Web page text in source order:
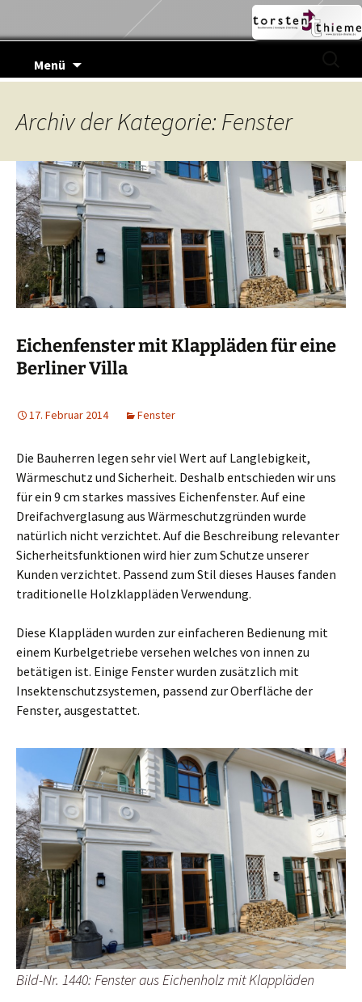
Menü
Inhalt
Archiv der Kategorie: Fenster
Eichenfenster mit Klappläden für eine
Berliner Villa
17. Februar 2014 Fenster
Die Bauherren legen sehr viel Wert auf Langlebigkeit,
Wärmeschutz und Sicherheit. Deshalb entschieden wir uns
für ein 9 cm starkes massives Eichenfenster. Auf eine
Dreifachverglasung aus Wärmeschutzgründen wurde
natürlich nicht verzichtet. Auf die Beschreibung relevanter
Sicherheitsfunktionen wird hier zum Schutze unserer
Kunden verzichtet. Passend zum Stil dieses Hauses fanden
traditionelle Holzklappläden Verwendung.
Diese Klappläden wurden zur einfacheren Bedienung mit
einem Kurbelgetriebe versehen welches von innen zu
betätigen ist. Einige Fenster wurden zusätzlich mit
Insektenschutzsystemen, passend zur Oberfläche der
Fenster, ausgestattet.
Bild-Nr. 1440: Fenster aus Eichenholz mit Klappläden